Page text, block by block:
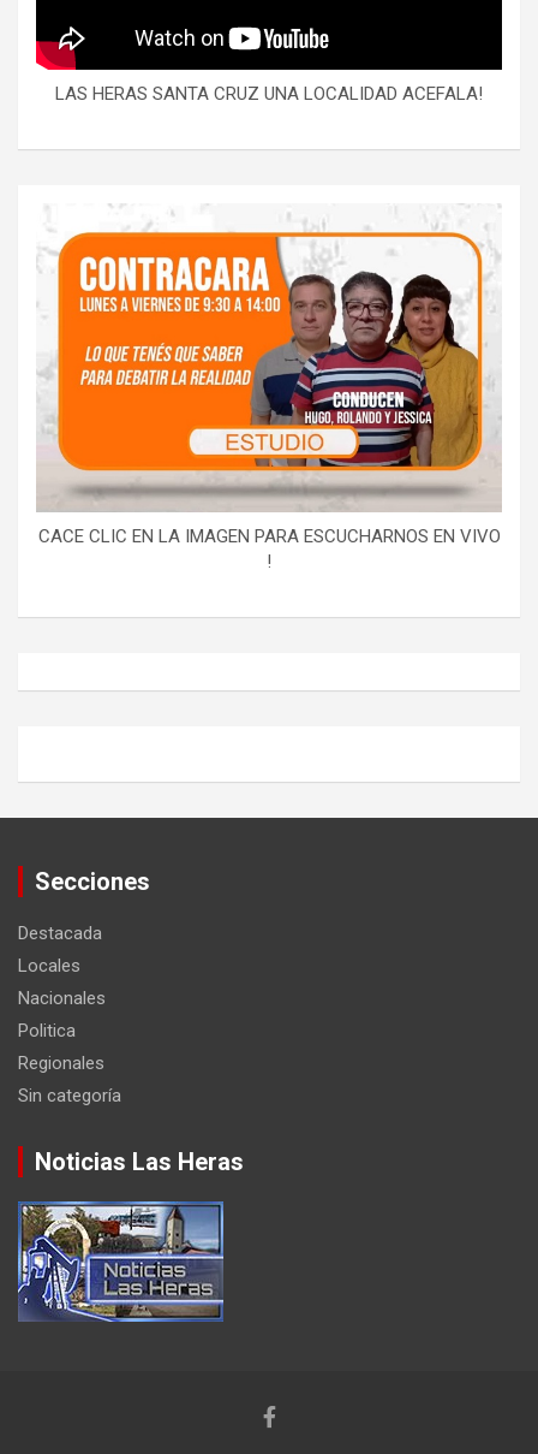
LAS HERAS SANTA CRUZ UNA LOCALIDAD ACEFALA!
CACE CLIC EN LA IMAGEN PARA ESCUCHARNOS EN VIVO
!
Secciones
Destacada
Locales
Nacionales
Politica
Regionales
Sin categoría
Noticias Las Heras